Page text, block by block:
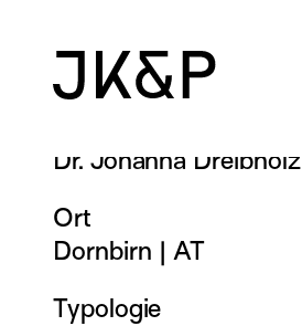
Dr. Johanna Dreibholz
Ort
Dornbirn | AT
Typologie